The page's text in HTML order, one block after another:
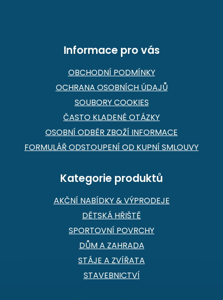
Informace pro vás
OBCHODNÍ PODMÍNKY
OCHRANA OSOBNÍCH ÚDAJŮ
SOUBORY COOKIES
ČASTO KLADENÉ OTÁZKY
OSOBNÍ ODBĚR ZBOŽÍ INFORMACE
FORMULÁŘ ODSTOUPENÍ OD KUPNÍ SMLOUVY
Kategorie produktů
AKČNÍ NABÍDKY & VÝPRODEJE
DĚTSKÁ HŘIŠTĚ
SPORTOVNÍ POVRCHY
DŮM A ZAHRADA
STÁJE A ZVÍŘATA
STAVEBNICTVÍ